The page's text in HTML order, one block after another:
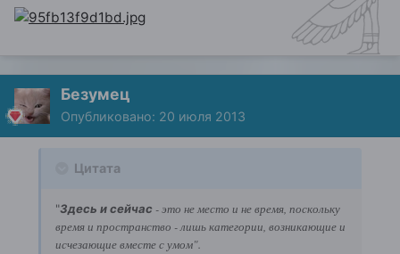
Безумец
Опубликовано: 20 июля 2013
Цитата
"Здесь и сейчас - это не место и не время, поскольку
время и пространство - лишь категории, возникающие и
исчезающие вместе с умом".